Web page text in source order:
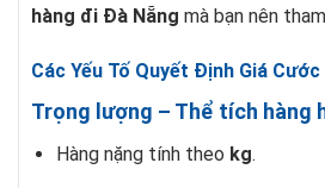
hàng đi Đà Nẵng mà bạn nên
Các Yếu Tố Quyết Định Giá Cước
Trọng lượng – Thể tích hàng
Hàng nặng tính theo kg.